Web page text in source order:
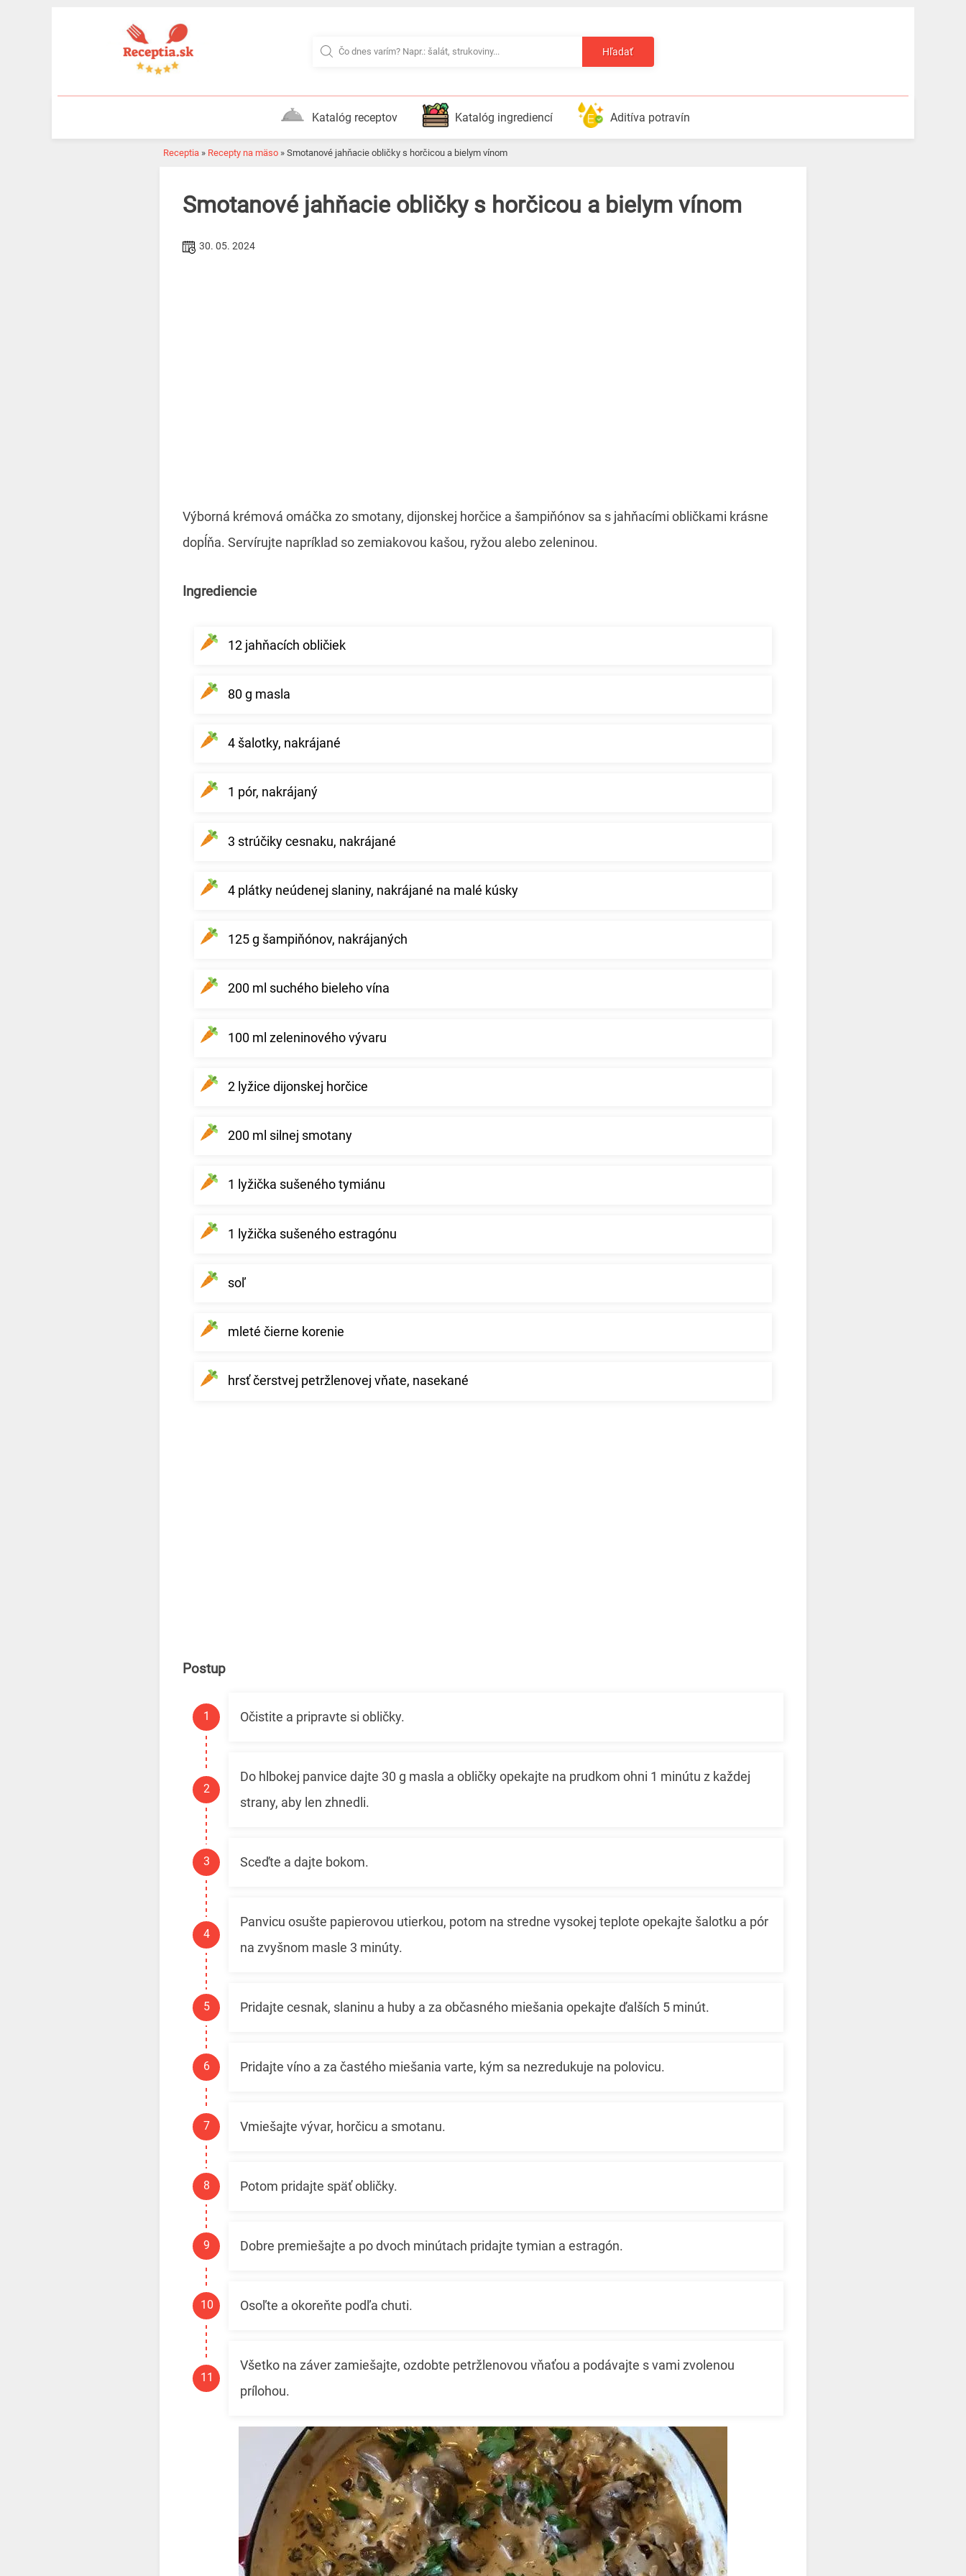
Hľadať
Katalóg receptov Katalóg ingrediencí Aditíva potravín
Receptia » Recepty na mäso » Smotanové jahňacie obličky s horčicou a bielym vínom
Smotanové jahňacie obličky s horčicou a bielym vínom
30. 05. 2024
Výborná krémová omáčka zo smotany, dijonskej horčice a šampiňónov sa s jahňacími obličkami krásne
dopĺňa. Servírujte napríklad so zemiakovou kašou, ryžou alebo zeleninou.
Ingrediencie
12 jahňacích obličiek
80 g masla
4 šalotky, nakrájané
1 pór, nakrájaný
3 strúčiky cesnaku, nakrájané
4 plátky neúdenej slaniny, nakrájané na malé kúsky
125 g šampiňónov, nakrájaných
200 ml suchého bieleho vína
100 ml zeleninového vývaru
2 lyžice dijonskej horčice
200 ml silnej smotany
1 lyžička sušeného tymiánu
1 lyžička sušeného estragónu
soľ
mleté čierne korenie
hrsť čerstvej petržlenovej vňate, nasekané
Postup
Očistite a pripravte si obličky.
Do hlbokej panvice dajte 30 g masla a obličky opekajte na prudkom ohni 1 minútu z každej
strany, aby len zhnedli.
Sceďte a dajte bokom.
Panvicu osušte papierovou utierkou, potom na stredne vysokej teplote opekajte šalotku a pór
na zvyšnom masle 3 minúty.
Pridajte cesnak, slaninu a huby a za občasného miešania opekajte ďalších 5 minút.
Pridajte víno a za častého miešania varte, kým sa nezredukuje na polovicu.
Vmiešajte vývar, horčicu a smotanu.
Potom pridajte späť obličky.
Dobre premiešajte a po dvoch minútach pridajte tymian a estragón.
Osoľte a okoreňte podľa chuti.
Všetko na záver zamiešajte, ozdobte petržlenovou vňaťou a podávajte s vami zvolenou
prílohou.